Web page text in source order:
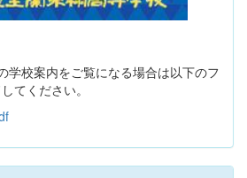
学校案内をご覧になる場合は以下のフ
てください。